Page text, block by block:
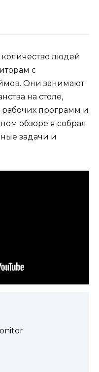
людей
с
Они занимают
на столе,
рабочих программ и
обзоре я собрал
задачи и